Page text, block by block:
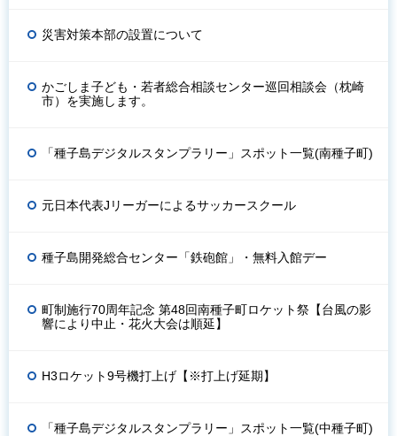
災害対策本部の設置について
かごしま子ども・若者総合相談センター巡回相談会（枕崎
市）を実施します。
「種子島デジタルスタンプラリー」スポット一覧(南種子町)
元日本代表Jリーガーによるサッカースクール
種子島開発総合センター「鉄砲館」・無料入館デー
町制施行70周年記念 第48回南種子町ロケット祭【台風の影
響により中止・花火大会は順延】
H3ロケット9号機打上げ【※打上げ延期】
「種子島デジタルスタンプラリー」スポット一覧(中種子町)